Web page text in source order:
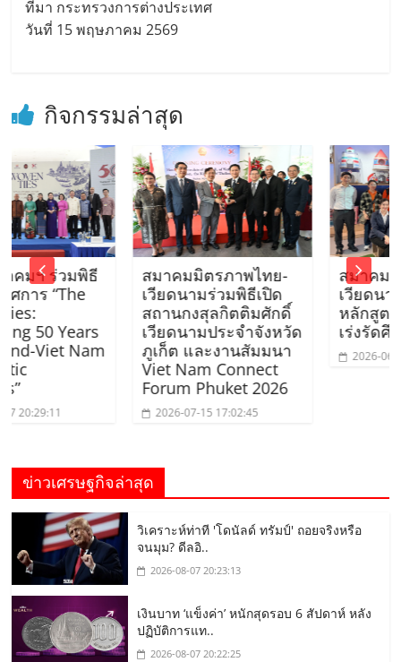
ที่มา กระทรวงการต่างประเทศ
วันที่ 15 พฤษภาคม 2569
กิจกรรมล่าสุด
มพิธี
Nam
สมาคมมิตรภาพไทย-
เวียดนามร่วมพิธีเปิด
สถานกงสุลกิตติมศักดิ์
เวียดนามประจำจังหวัด
ภูเก็ต และงานสัมมนา
Viet Nam Connect
Forum Phuket 2026
2026-07-15 17:02:45
สมาคมร่วมนำนัก
เวียดนามโครงกา
หลักสูตรภาษาอัง
เร่งรัดศึกษาดูงาน
2026-06-12 19:12:38
ข่าวเศรษฐกิจล่าสุด
วิเคราะห์ท่าที 'โดนัลด์ ทรัมป์' ถอยจริงหรือ
จนมุม? ดีลอิ..
2026-08-07 20:23:13
เงินบาท ‘แข็งค่า’ หนักสุดรอบ 6 สัปดาห์ หลัง
ปฏิบัติการแท..
2026-08-07 20:22:25